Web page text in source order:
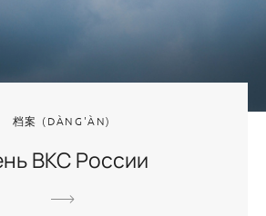
档案 (DÀNG'ÀN)
ВКС России